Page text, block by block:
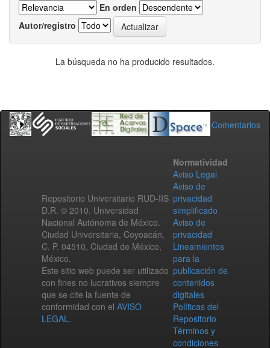
En orden
Autor/registro
La búsqueda no ha producido resultados.
Comentarios
Repositorio Universitario RUD-IIS
D.R. © 2010. Universidad
Nacional Autónoma de México.
Ciudad Universitaria, Coyoacán,
C. P. 04510, Ciudad de México,
México.
Este sitio web puede ser utilizado
con fines no lucrativos siempre
que se cite la fuente de
conformidad con el AVISO
LEGAL.
Normatividad
Aviso Legal
Aviso de
privacidad
simplificado
Aviso de
privacidad
Lineamientos
para la
publicación de
contenidos
digitales
Políticas del
Repositorio
Términos y
condiciones